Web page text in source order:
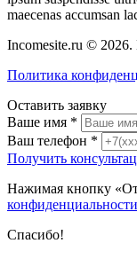
maecenas accumsan
Incomesite.ru ©
Политика
Оставить заявку
Ваше имя *
Ваш телефон *
Получить
Нажимая кнопку
конфиденциальности
Спасибо!